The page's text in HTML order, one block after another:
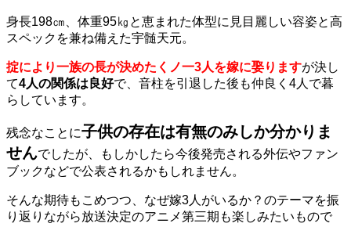
身長198㎝、体重95㎏と恵まれた体型に見目麗しい容姿と高
スペックを兼ね備えた宇髄天元。
掟により一族の長が決めたくノ一3人を嫁に娶りますが決し
て4人の関係は良好で、音柱を引退した後も仲良く4人で暮
らしています。
残念なことに子供の存在は有無のみしか分かりま
せんでしたが、もしかしたら今後発売される外伝やファン
ブックなどで公表されるかもしれません。
そんな期待もこめつつ、なぜ嫁3人がいるか？のテーマを振
り返りながら放送決定のアニメ第三期も楽しみたいもので